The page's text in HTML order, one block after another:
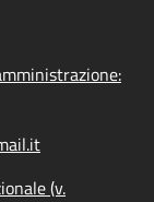
(v.